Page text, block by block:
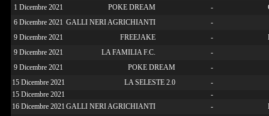
1 Dicembre 2021
POKE DREAM -
6 Dicembre 2021 GALLI NERI AGRICHIANTI
-
9 Dicembre 2021
FREEJAKE -
9 Dicembre 2021
LA FAMILIA F.C.
-
9 Dicembre 2021
POKE DREAM
-
15 Dicembre 2021
LA SELESTE 2.0
-
15 Dicembre 2021
-
16 Dicembre 2021 GALLI NERI AGRICHIANTI -